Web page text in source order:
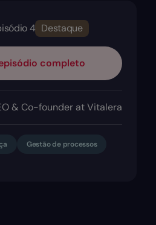
4 Destaque
completo
& Co-founder at Vitalera
Gestão de processos